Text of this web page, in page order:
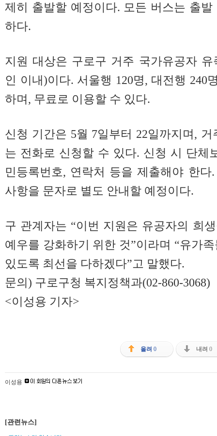
제히 출발할 예정이다. 모든 버스는 출
하다.
지원 대상은 구로구 거주 국가유공자
인 이내)이다. 서울행 120명, 대전행 240
하며, 무료로 이용할 수 있다.
신청 기간은 5월 7일부터 22일까지며,
는 전화로 신청할 수 있다. 신청 시 단체
민등록번호, 연락처 등을 제출해야 한
사항을 문자로 별도 안내할 예정이다.
구 관계자는 “이번 지원은 유공자의 희
예우를 강화하기 위한 것”이라며 “유가
있도록 최선을 다하겠다”고 말했다.
문의) 구로구청 복지정책과(02-860-3068)
<이성용 기자>
올려 0 내려 0
이성용
[관련뉴스]